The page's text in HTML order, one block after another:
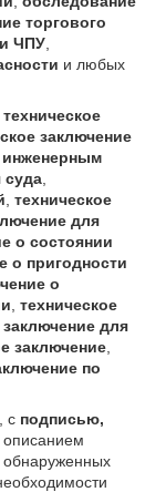
торгового
ЧПУ
и любых
техническое
заключение
инженерным
суда
техническое
для
о состоянии
о пригодности
о
техническое
заключение для
заключение
по
с подписью,
описанием